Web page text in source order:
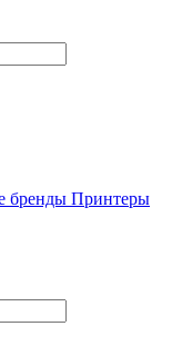
бренды Принтеры